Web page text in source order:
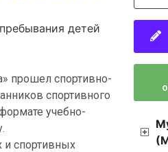
детей
прошел спортивно-
спортивного
учебно-
и спортивных